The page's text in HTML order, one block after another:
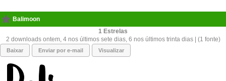
Balimoon
1
2 downloads ontem, 4 nos últimos sete dias, 6 nos últimos trinta dias | (1 fonte)
Baixar Enviar por e-mail Visualizar